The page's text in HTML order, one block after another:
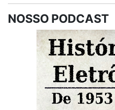
NOSSO PODCAST